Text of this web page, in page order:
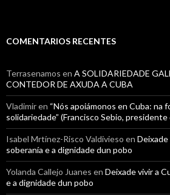
COMENTARIOS RECENTES
Terrasenamos en A SOLIDARIEDADE
CONTEDOR DE AXUDA A CUBA
Vladimiren “Nós apoiámonos en Cuba: na
solidariedade” (Francisco Sebio, presidente
Isabel Mrtínez-Risco Valdivieso en Deixade
soberanía e a dignidade dun pobo
Yolanda Callejo Juanes en Deixade vivir a
e a dignidade dun pobo